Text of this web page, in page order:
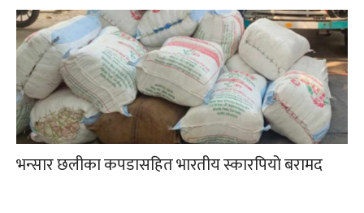
भन्सार छलीका कपडासहित भारतीय स्कारपियो बरामद